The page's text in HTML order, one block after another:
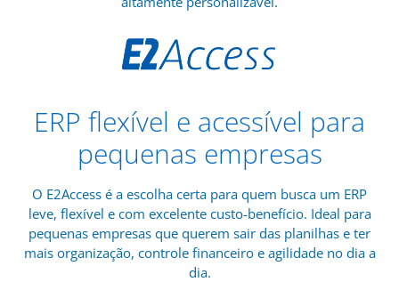
ERP flexível e acessível para
pequenas empresas
O E2Access é a escolha certa para quem busca um ERP
leve, flexível e com excelente custo-benefício. Ideal para
pequenas empresas que querem sair das planilhas e ter
mais organização, controle financeiro e agilidade no dia a
dia.